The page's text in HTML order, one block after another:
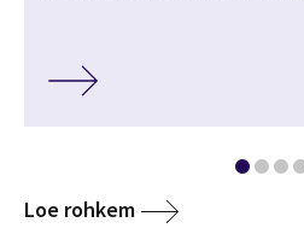
Loe rohkem